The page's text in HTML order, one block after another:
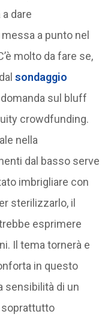
dare
a punto nel
molto da fare se,
sondaggio
domanda sul bluff
crowdfunding.
nella
dal basso serve
imbrigliare con
sterilizzarlo, il
esprimere
Il tema tornerà e
in questo
sensibilità di un
soprattutto